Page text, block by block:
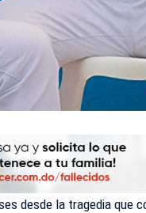
desde la tragedia que